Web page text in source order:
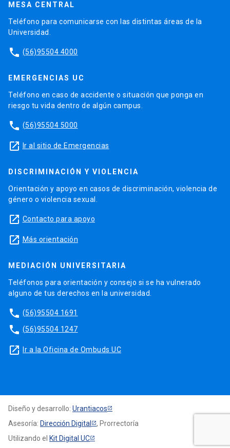
MESA CENTRAL
Teléfono para comunicarse con las distintas áreas de la
Universidad.
phone (56)95504 4000
EMERGENCIAS UC
Teléfono en caso de accidente o situación que ponga en
riesgo tu vida dentro de algún campus.
phone (56)95504 5000
launch Ir al sitio de Emergencias
DISCRIMINACIÓN Y VIOLENCIA
Orientación y apoyo en casos de discriminación, violencia de
género o violencia sexual.
launch Contacto para apoyo
launch Más orientación
MEDIACIÓN UNIVERSITARIA
Teléfonos para orientación y consejo si se ha vulnerado
alguno de tus derechos en la universidad.
phone (56)95504 1691
phone (56)95504 1247
launch Ir a la Oficina de Ombuds UC
Diseño y desarrollo: Urantiacos
Asesoría: Dirección Digital
, Prorrectoría
Utilizando el Kit Digital UC